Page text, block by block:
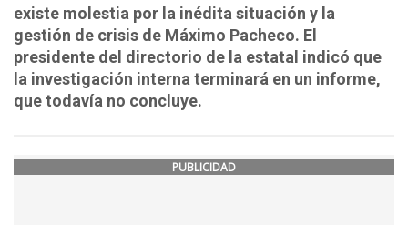
existe molestia por la inédita situación y la
gestión de crisis de Máximo Pacheco. El
presidente del directorio de la estatal indicó que
la investigación interna terminará en un informe,
que todavía no concluye.
PUBLICIDAD